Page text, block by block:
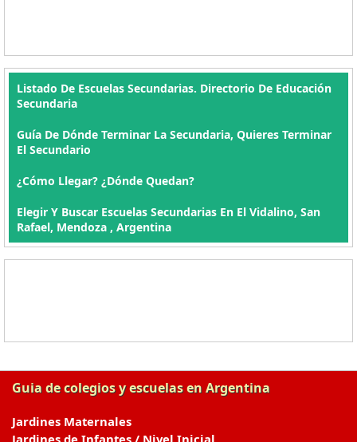
Listado De Escuelas Secundarias. Directorio De Educación
Secundaria
Guía De Dónde Terminar La Secundaria, Quieres Terminar
El Secundario
¿Cómo Llegar? ¿Dónde Quedan?
Elegir Y Buscar Escuelas Secundarias En El Vidalino, San
Rafael, Mendoza , Argentina
Guia de colegios y escuelas en Argentina
Jardines Maternales
Jardines de Infantes / Nivel Inicial